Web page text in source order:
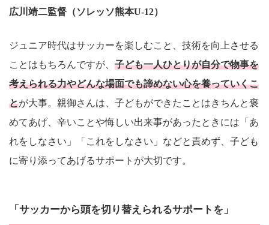
広川靖二監督（ソレッソ熊本U-12）
ジュニア時代はサッカーを楽しむこと、技術を向上させる
ことはもちろんですが、 子ども一人ひとりが自分で物事を
考えられる力やどんな場面でも諦めない心を養っていくこ
とが大事。親御さんは、子どもができたことはきちんと褒
めてあげ、辛いことや悔しい出来事があったときには「あ
れをしなさい」「これをしなさい」などと責めず、子ども
に寄り添ってあげるサポートが大切です。
「サッカーから頭を切り替えられるサポートを」